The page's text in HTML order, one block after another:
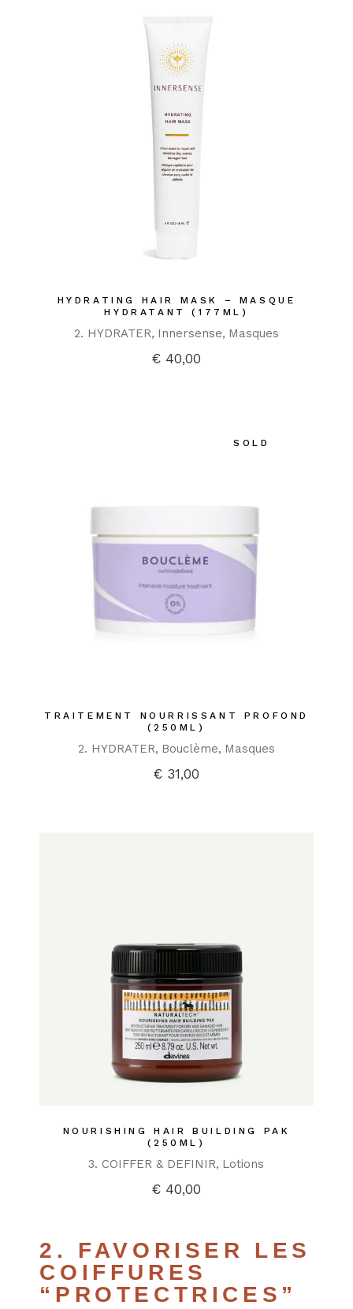
HYDRATING HAIR MASK – MASQUE
HYDRATANT (177ML)
2. HYDRATER Innersense Masques
€ 40,00
SOLD
TRAITEMENT NOURRISSANT PROFOND
(250ML)
2. HYDRATER Bouclème Masques
€ 31,00
NOURISHING HAIR BUILDING PAK
(250ML)
3. COIFFER & DEFINIR Lotions
€ 40,00
2. FAVORISER LES
COIFFURES
“PROTECTRICES”